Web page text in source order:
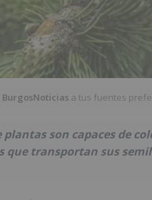
BurgosNoticias a tus fuentes
plantas son capaces de
que transportan sus